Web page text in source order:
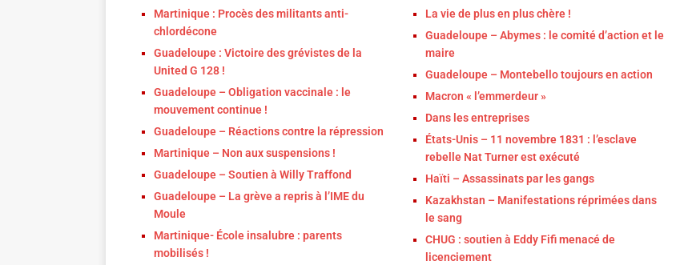
Martinique : Procès des militants anti-
chlordécone
Guadeloupe : Victoire des grévistes de la
United G 128 !
Guadeloupe – Obligation vaccinale : le
mouvement continue !
Guadeloupe – Réactions contre la répression
Martinique – Non aux suspensions !
Guadeloupe – Soutien à Willy Traffond
Guadeloupe – La grève a repris à l’IME du
Moule
Martinique- École insalubre : parents
mobilisés !
La vie de plus en plus chère !
Guadeloupe – Abymes : le comité d’action et le
maire
Guadeloupe – Montebello toujours en action
Macron « l’emmerdeur »
Dans les entreprises
États-Unis – 11 novembre 1831 : l’esclave
rebelle Nat Turner est exécuté
Haïti – Assassinats par les gangs
Kazakhstan – Manifestations réprimées dans
le sang
CHUG : soutien à Eddy Fifi menacé de
licenciement